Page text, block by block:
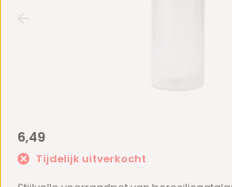
6,49
Tijdelijk uitverkocht